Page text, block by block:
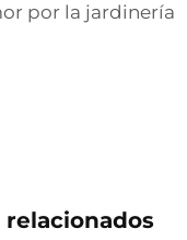
por la jardinería